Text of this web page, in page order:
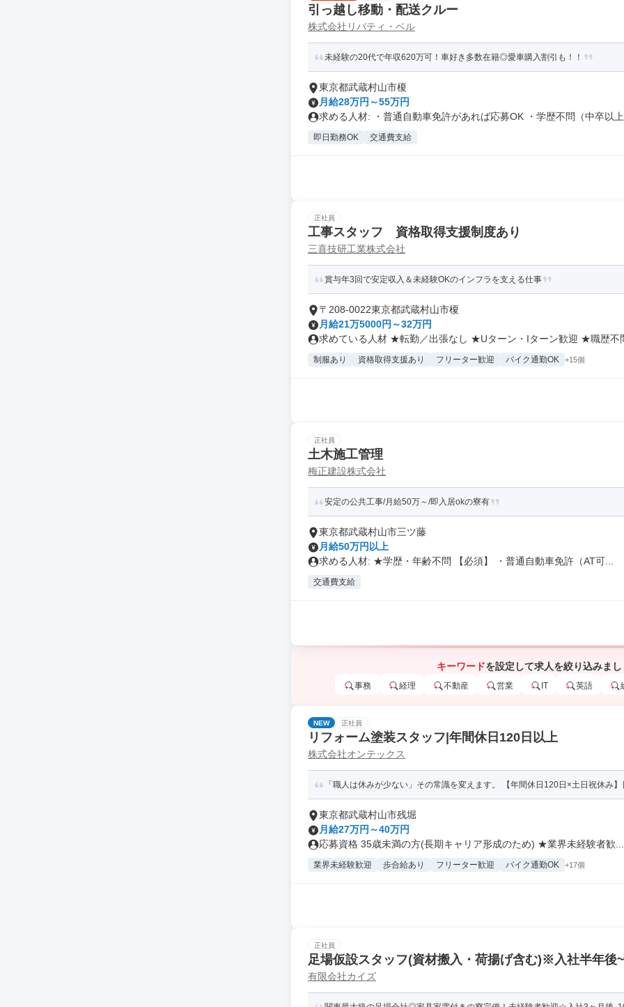
引っ越し移動・配送クルー
株式会社リバティ・ベル
未経験の20代で年収620万可！車好き多数在籍◎愛車購入割引も！！
東京都武蔵村山市榎
月給28万円～55万円
求める人材: ・普通自動車免許があれば応募OK ・学歴不問（中卒以
即日勤務OK 交通費支給
正社員
工事スタッフ 資格取得支援制度あり
三喜技研工業株式会社
賞与年3回で安定収入＆未経験OKのインフラを支える仕事
〒208-0022東京都武蔵村山市榎
月給21万5000円～32万円
求めている人材 ★転勤／出張なし ★Uターン・Iターン歓迎 ★職歴不
制服あり 資格取得支援あり フリーター歓迎 バイク通勤OK +15個
正社員
土木施工管理
梅正建設株式会社
安定の公共工事/月給50万～/即入居okの寮有
東京都武蔵村山市三ツ藤
月給50万円以上
求める人材: ★学歴・年齢不問 【必須】 ・普通自動車免許（AT可...
交通費支給
キーワードを設定して求人を絞り込みま
事務 経理 不動産 営業 IT 英語
NEW 正社員
リフォーム塗装スタッフ|年間休日120日以上
株式会社オンテックス
「職人は休みが少ない」その常識を変えます。 【年間休日120日×土日祝休み
東京都武蔵村山市残堀
月給27万円～40万円
応募資格 35歳未満の方(長期キャリア形成のため) ★業界未経験者歓...
業界未経験歓迎 歩合給あり フリーター歓迎 バイク通勤OK +17個
正社員
足場仮設スタッフ(資材搬入・荷揚げ含む)※入社半年後
電付き)
有限会社カイズ